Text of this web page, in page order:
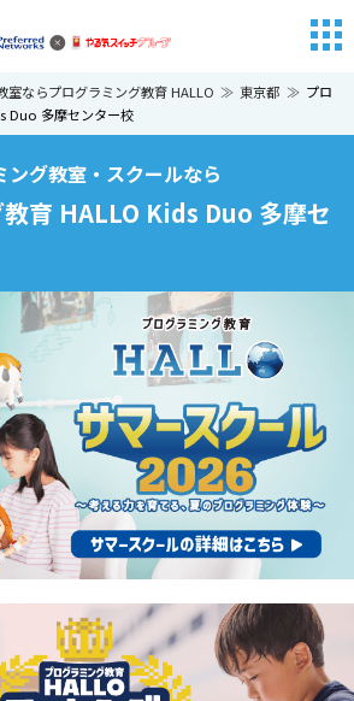
室ならプログラミング教育 HALLO 東京都
プロ
Duo 多摩センター校
ング教室・スクールなら
育 HALLO Kids Duo 多摩セ